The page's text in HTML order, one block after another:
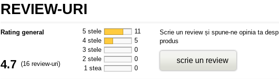
REVIEW-URI
Rating general
4.7 (16 review-uri)
5 stele
11
4 stele
5
3 stele
0
2 stele
0
1 stea
0
Scrie un review și spune-ne opinia ta
produs
scrie un review